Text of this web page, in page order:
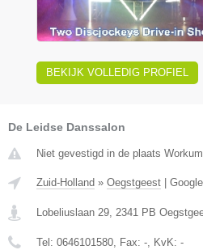
BEKIJK VOLLEDIG PROFIEL
De Leidse Danssalon
Niet gevestigd in de plaats
Zuid-Holland » Oegstgeest
Lobeliuslaan 29, 2341 PB
Tel: 0646101580, Fax: -, KvK: -